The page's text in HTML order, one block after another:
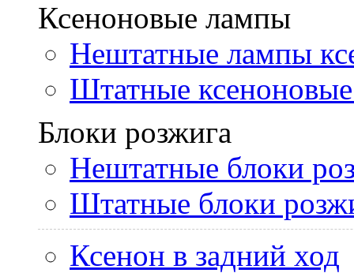
Ксеноновые лампы
Нештатные лампы
Штатные
Блоки розжига
Нештатные блоки
Штатные блоки
Ксенон в задний ход